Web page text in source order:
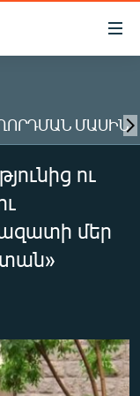
ՄԱՍԻՆ
ու
ազատի մեր